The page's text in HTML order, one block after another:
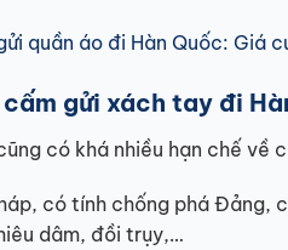
quần áo đi Hàn Quốc: Giá
gửi xách tay đi
có khá nhiều hạn chế
có tính chống phá Đảng,
dâm, đồi trụy,…